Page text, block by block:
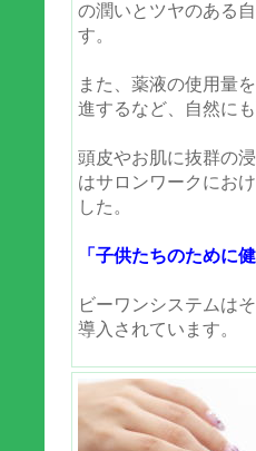
の潤いとツヤのある
す。
また、薬液の使用量
進するなど、自然に
頭皮やお肌に抜群の
はサロンワークにお
した。
「子供たちのために
ビーワンシステムは
導入されています。